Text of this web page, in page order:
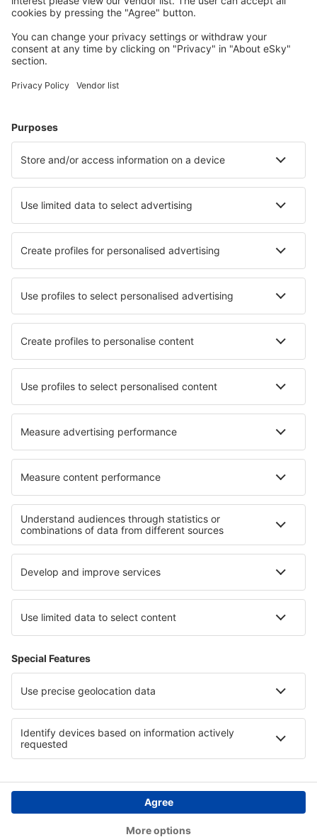
Naplánujte si cestu
Letenky
Ubytování
Let+Hotel
Hotely
Transfery
Sportovní události
Přečtěte si více
Garance nejnižší ceny
Mobilní aplikace
Letecké společnosti
Ryanair
Wizz Air
easyJet
Lufthansa
KLM
O eSky
Všeobecné podmínky
Moje rezervace
Politika ochrany soukromí
Podpora a kontakt
Země
Mezinárodní web-stránky
eSky.eu eSky.com eDestinos.com